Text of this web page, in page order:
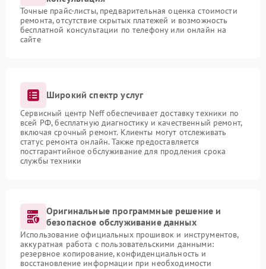
Точные прайс-листы, предварительная оценка стоимости
ремонта, отсутствие скрытых платежей и возможность
бесплатной консультации по телефону или онлайн на
сайте
Широкий спектр услуг
Сервисный центр Neff обеспечивает доставку техники по
всей РФ, бесплатную диагностику и качественный ремонт,
включая срочный ремонт. Клиенты могут отслеживать
статус ремонта онлайн. Также предоставляется
постгарантийное обслуживание для продления срока
службы техники
Оригинальные программные решение и
безопасное обслуживание данных
Использование официальных прошивок и инструментов,
аккуратная работа с пользовательскими данными:
резервное копирование, конфиденциальность и
восстановление информации при необходимости